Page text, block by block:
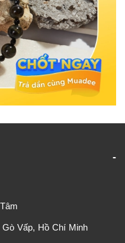
Vấp, Hồ Chí Minh